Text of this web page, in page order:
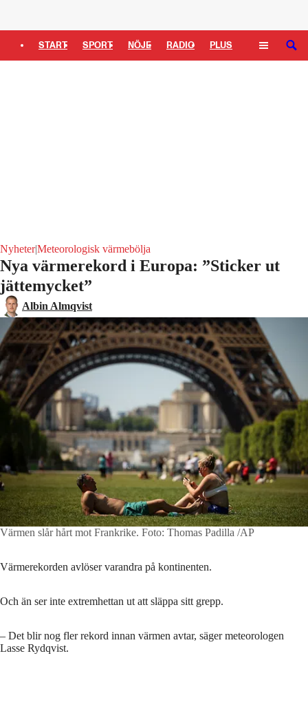
START SPORT NÖJE RADIO PLUS SÖK
Nyheter|Meteorologisk värmebölja
Nya värmerekord i Europa: ”Sticker ut
jättemycket”
Albin Almqvist
Värmen slår hårt mot Frankrike. Foto: Thomas Padilla /AP
Värmerekorden avlöser varandra på kontinenten.
Och än ser inte extremhettan ut att släppa sitt grepp.
– Det blir nog fler rekord innan värmen avtar, säger meteorologen
Lasse Rydqvist.